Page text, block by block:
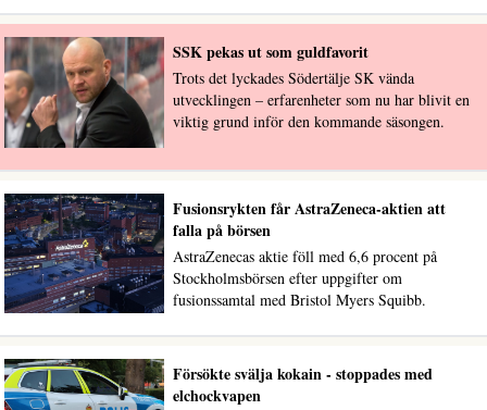
SSK pekas ut som guldfavorit
Trots det lyckades Södertälje SK vända
utvecklingen – erfarenheter som nu har blivit en
viktig grund inför den kommande säsongen.
Fusionsrykten får AstraZeneca-aktien att
falla på börsen
AstraZenecas aktie föll med 6,6 procent på
Stockholmsbörsen efter uppgifter om
fusionssamtal med Bristol Myers Squibb.
Försökte svälja kokain - stoppades med
elchockvapen